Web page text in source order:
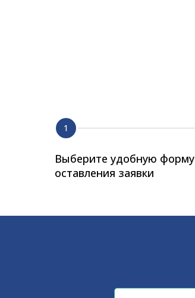
Выберите удобную форму
оставления заявки